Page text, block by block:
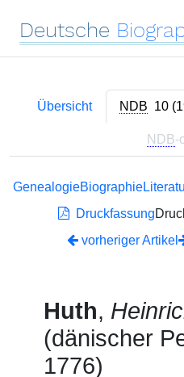
Deutsche
Übersicht NDB 10
NDB-
GenealogieBiographie
Druckfassung
vorheriger Artikel
Huth,
(dänischer
1776)